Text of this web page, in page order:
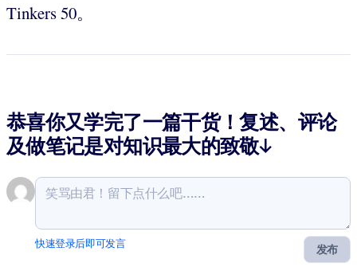
Tinkers 50。
恭喜你又学完了一篇干货！复述、评论
及做笔记是对知识最大的致敬↓
发布
快速登录后即可发言